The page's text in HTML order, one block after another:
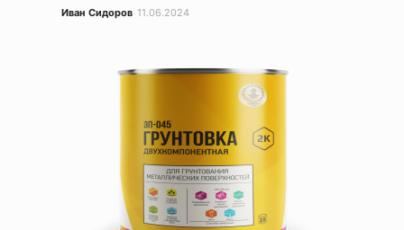
Иван Сидоров 11.06.2024